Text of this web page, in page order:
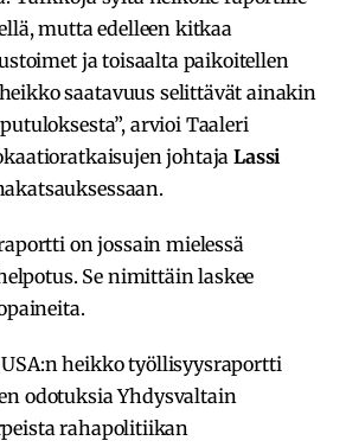
mutta edelleen kitkaa
ja toisaalta paikoitellen
saatavuus selittävät ainakin
arvioi Taaleri
johtajaLassi
on jossain mielessä
Se nimittäin laskee
heikko työllisyysraportti
odotuksia Yhdysvaltain
rahapolitiikan